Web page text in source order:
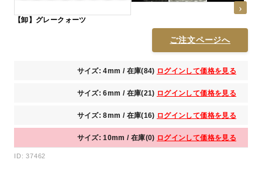
【卸】グレークォーツ
ご注文ページへ
サイズ: 4mm / 在庫(84) ログインして価格を見る
サイズ: 6mm / 在庫(21) ログインして価格を見る
サイズ: 8mm / 在庫(16) ログインして価格を見る
サイズ: 10mm / 在庫(0) ログインして価格を見る
ID: 37462